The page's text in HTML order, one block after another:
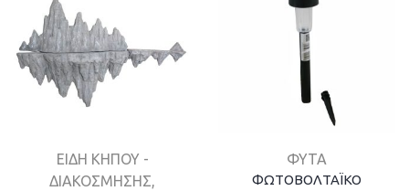
ΕΙΔΗ ΚΗΠΟΥ -
ΔΙΑΚΟΣΜΗΣΗΣ,
ΦΥΤΑ
ΦΩΤΟΒΟΛΤΑΪΚΟ